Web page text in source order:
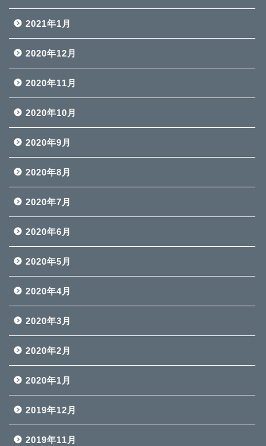
2021年1月
2020年12月
2020年11月
2020年10月
2020年9月
2020年8月
2020年7月
2020年6月
2020年5月
2020年4月
2020年3月
2020年2月
2020年1月
2019年12月
2019年11月